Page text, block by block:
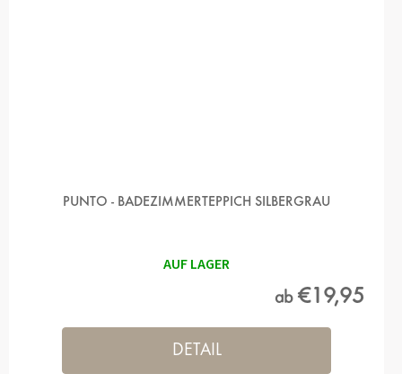
PUNTO - BADEZIMMERTEPPICH SILBERGRAU
AUF LAGER
ab€19,95
DETAIL